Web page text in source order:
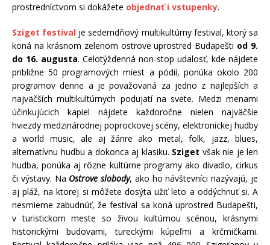
prostredníctvom si dokážete objednať i vstupenky.
Sziget festival je sedemdňový multikultúrny festival, ktorý sa
koná na krásnom zelenom ostrove uprostred Budapešti od 9.
do 16. augusta. Celotýždenná non-stop udalosť, kde nájdete
približne 50 programových miest a pódií, ponúka okolo 200
programov denne a je považovaná za jedno z najlepších a
najväčších multikultúrnych podujatí na svete. Medzi menami
účinkujúcich kapiel nájdete každoročne nielen najväčšie
hviezdy medzinárodnej poprockovej scény, elektronickej hudby
a world music, ale aj žánre ako metal, folk, jazz, blues,
alternatívnu hudbu a dokonca aj klasiku. Sziget však nie je len
hudba, ponúka aj rôzne kultúrne programy ako divadlo, cirkus
či výstavy. Na Ostrove slobody, ako ho návštevníci nazývajú, je
aj pláž, na ktorej si môžete dosýta užiť leto a oddýchnuť si. A
nesmieme zabudnúť, že festival sa koná uprostred Budapešti,
v turistickom meste so živou kultúrnou scénou, krásnymi
historickými budovami, tureckými kúpeľmi a krčmičkami.